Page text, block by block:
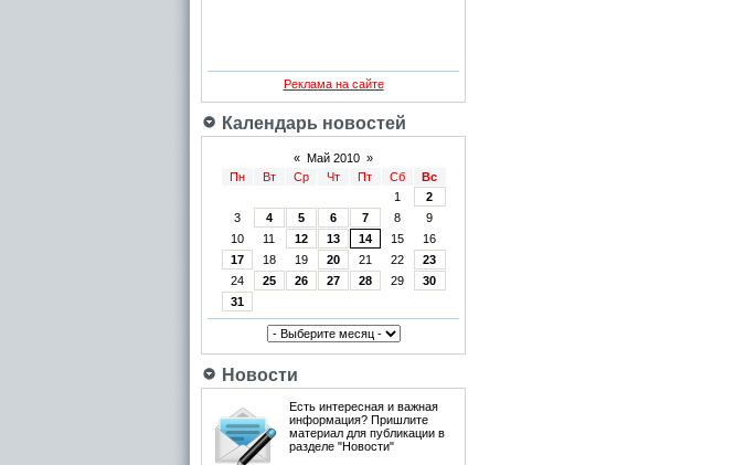
Реклама на сайте
Календарь новостей
« Май 2010 »
Пн
Вт Ср Чт Пт Сб
Вс
1
2
3
4 5 6 7 8
9
10
11 12 13 14 15
16
17
18 19 20 21 22
23
24
25 26 27 28 29
30
31
Новости
Есть интересная и важная
информация? Пришлите
материал для публикации в
разделе "Новости"